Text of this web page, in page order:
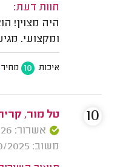
חוות דעת:
היה מצוין!
ומקצועי.
איכות 10 מחיר
טל מור,
אשרור: 11/01/2026
משוב: 12/10/2025
10